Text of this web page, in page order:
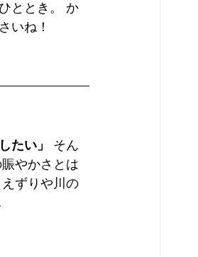
ととき。 か
いね！
たい」
そん
やかさとは
ずりや川の